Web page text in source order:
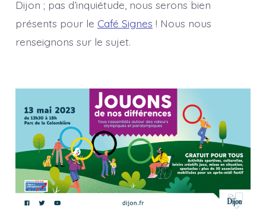
Dijon ; pas d’inquiétude, nous serons bien
présents pour le Café Signes ! Nous nous
renseignons sur le sujet.